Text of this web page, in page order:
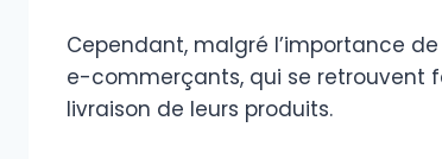
Cependant, malgré l’importance
e-commerçants, qui se retrouvent
livraison de leurs produits.